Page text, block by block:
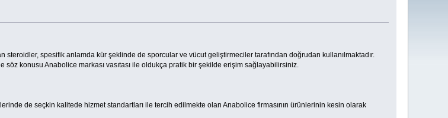
steroidler, spesifik anlamda kür şeklinde de sporcular ve vücut geliştirmeciler tarafından doğrudan kullanılmaktadır.
konusu Anabolice markası vasıtası ile oldukça pratik bir şekilde erişim sağlayabilirsiniz.
de seçkin kalitede hizmet standartları ile tercih edilmekte olan Anabolice firmasının ürünlerinin kesin olarak